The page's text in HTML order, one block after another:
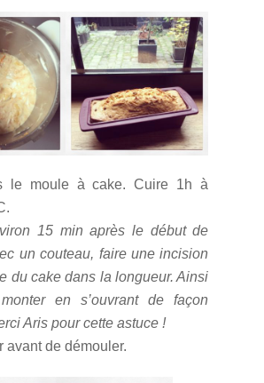
le moule à cake. Cuire 1h à
15 min après le début de
un couteau, faire une incision
du cake dans la longueur. Ainsi
en s’ouvrant de façon
Aris pour cette astuce !
avant de démouler.